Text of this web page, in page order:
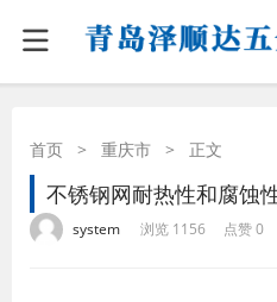
首页 > 重庆市 > 正文
不锈钢网耐热性和腐蚀
system 浏览 1156 点赞 0